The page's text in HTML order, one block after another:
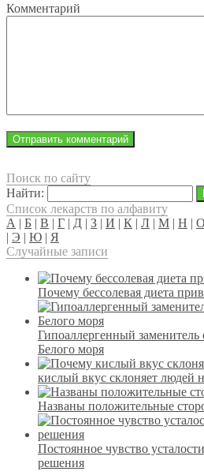
Комментарий
Поиск по сайту
Найти:
Список лекарств по алфавиту
А | Б | В | Г | Д | З | И | К | Л | М | Н | О
| Э | Ю | Я
Случайные записи
Почему бессолевая диета
Гипоаллергенный заменитель
Белого моря
кислый вкус склоняет людей
Названы положительные
Постоянное чувство
решения